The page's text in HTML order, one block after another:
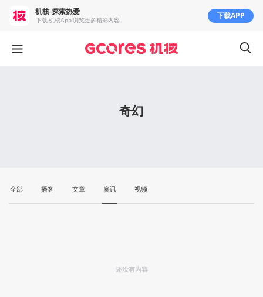
奇幻
全部 播客 文章 资讯 视频
还没有内容
机核-探索热爱
下载 机核App 浏览更多精彩内容 下载APP